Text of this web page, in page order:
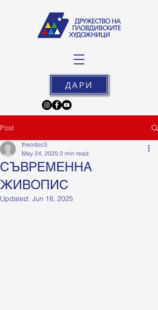
ДАРИ
Post
СЪВРЕМЕННА
ЖИВОПИС
theodoc5
May 24, 2025 2 min read
Updated: Jun 18, 2025